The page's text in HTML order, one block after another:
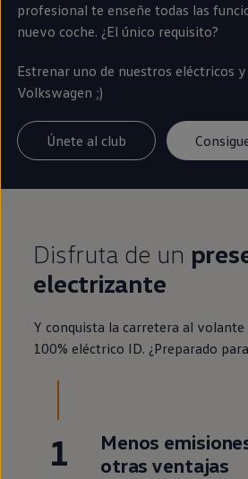
profesional te enseñe todas las
nuevo coche. ¿El único requisito?
Estrenar uno de nuestros eléctricos
Volkswagen ;)
Únete al club
Disfruta de un
electrizante
Y conquista la carretera al volante
100% eléctrico ID. ¿Preparado
1 Menos
otras ventajas